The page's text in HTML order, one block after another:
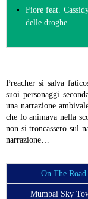
Fiore feat.
delle droghe
Preacher si salva
suoi personaggi
una narrazione
che lo animava nella
non si troncassero sul
narrazione…
On The
Mumbai Sky